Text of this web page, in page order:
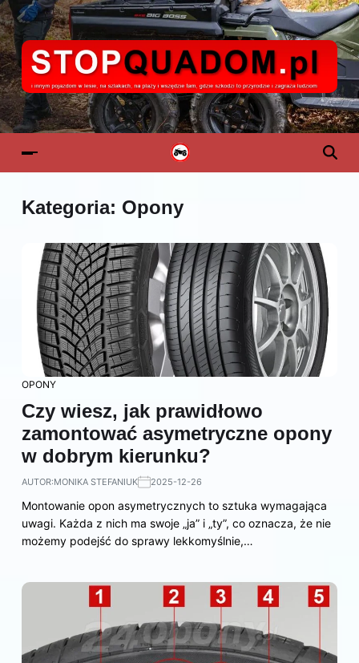
Kategoria: Opony
OPONY
Czy wiesz, jak prawidłowo
zamontować asymetryczne opony
w dobrym kierunku?
AUTOR:MONIKA STEFANIUK 2025-12-26
Montowanie opon asymetrycznych to sztuka wymagająca
uwagi. Każda z nich ma swoje „ja” i „ty”, co oznacza, że nie
możemy podejść do sprawy lekkomyślnie,…